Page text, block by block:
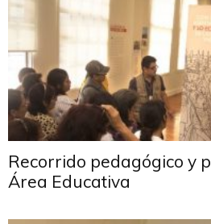
Recorrido pedagógico y
Área Educativa